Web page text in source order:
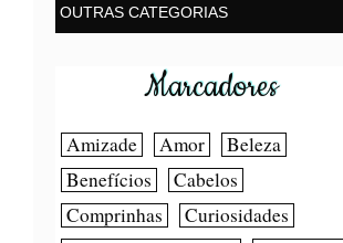
Marcadores
Amizade Amor
Beleza
Benefícios
Cabelos
Comprinhas
Curiosidades